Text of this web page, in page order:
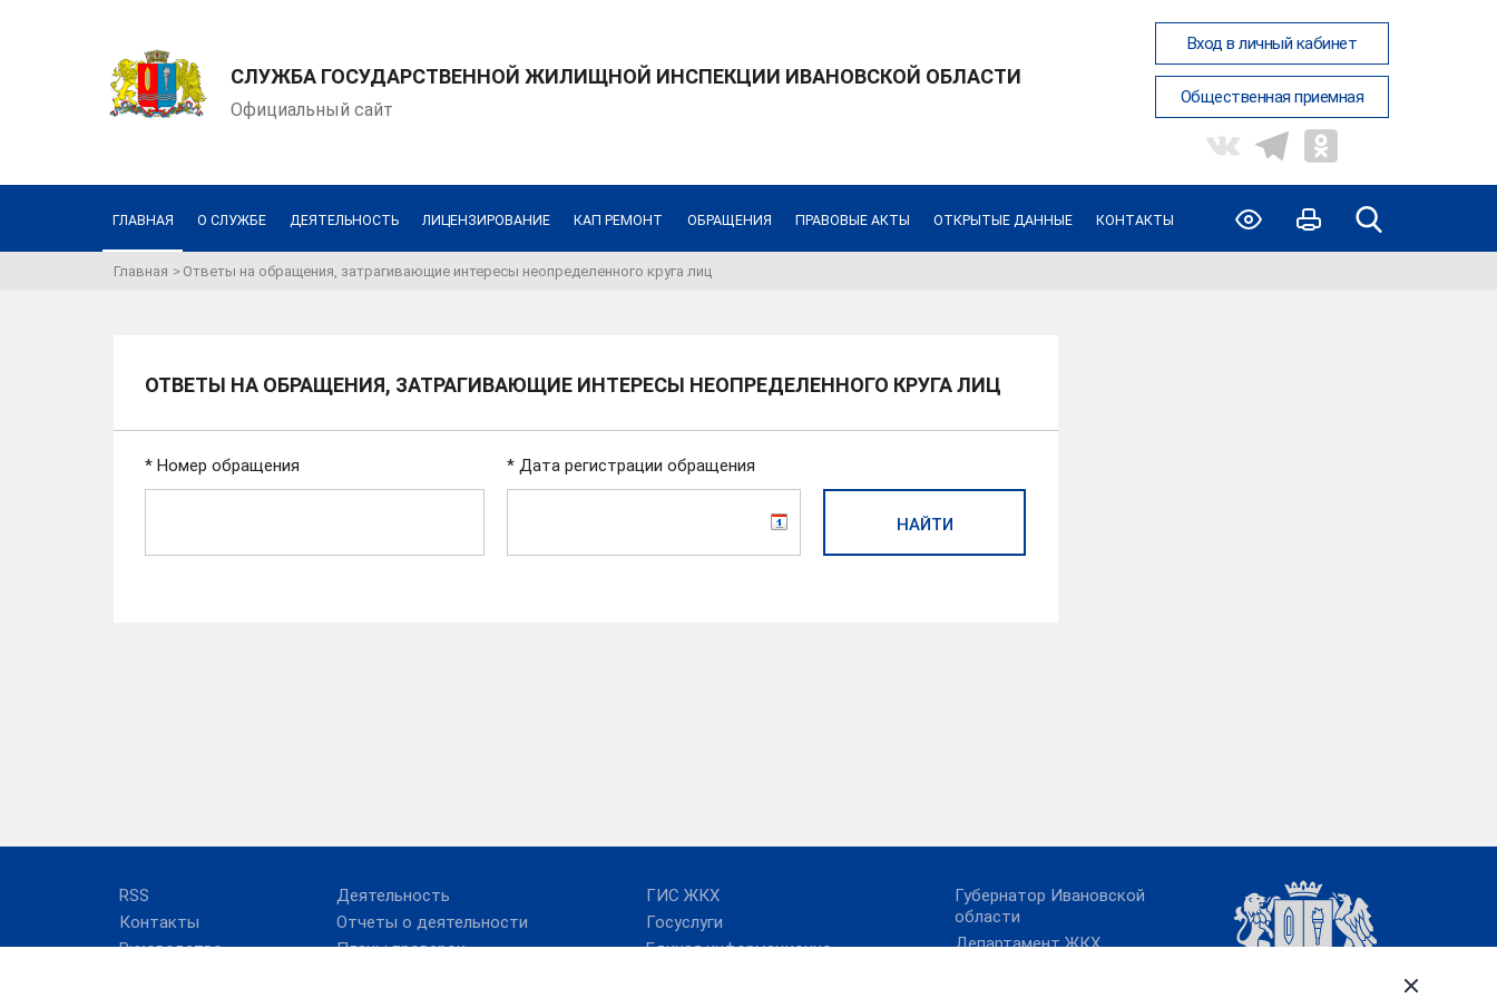
СЛУЖБА ГОСУДАРСТВЕННОЙ ЖИЛИЩНОЙ ИНСПЕКЦИИ ИВАНОВСКОЙ ОБЛАСТИ
Официальный сайт
Вход в личный кабинет
Общественная приемная
ГЛАВНАЯ О СЛУЖБЕ ДЕЯТЕЛЬНОСТЬ ЛИЦЕНЗИРОВАНИЕ КАП РЕМОНТ ОБРАЩЕНИЯ ПРАВОВЫЕ АКТЫ ОТКРЫТЫЕ ДАННЫЕ КОНТАКТЫ
Главная Ответы на обращения, затрагивающие интересы неопределенного круга лиц
ОТВЕТЫ НА ОБРАЩЕНИЯ, ЗАТРАГИВАЮЩИЕ ИНТЕРЕСЫ НЕОПРЕДЕЛЕННОГО КРУГА ЛИЦ
* Номер обращения * Дата регистрации обращения
RSS
Контакты
Руководство
Деятельность
Отчеты о деятельности
Планы проверок
ГИС ЖКХ
Госуслуги
Единая информационно-
Губернатор Ивановской
области
Департамент ЖКХ